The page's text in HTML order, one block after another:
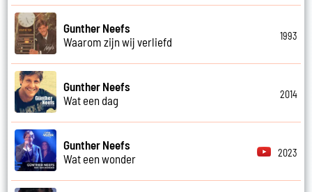
Gunther Neefs
Waarom zijn wij verliefd
1993
Gunther Neefs
Wat een dag
2014
Gunther Neefs
Wat een wonder
2023